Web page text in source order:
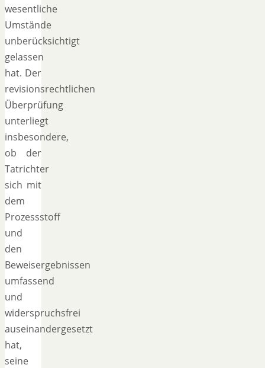
wesentliche
Umstände
unberücksichtigt
gelassen
hat. Der
revisionsrechtlichen
Überprüfung
unterliegt
insbesondere,
ob der
Tatrichter
sich mit
dem
Prozessstoff
und
den
Beweisergebnissen
umfassend
und
widerspruchsfrei
auseinandergesetzt
hat,
seine